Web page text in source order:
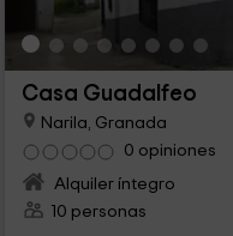
Casa Guadalfeo
Narila, Granada
0 opiniones
Alquiler íntegro
10 personas